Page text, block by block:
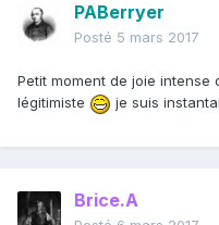
PABerryer
Posté 5 mars 2017
Petit moment de joie
légitimiste
je suis
Brice.A